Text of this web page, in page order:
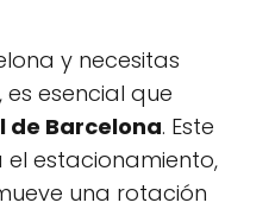
y necesitas
esencial que
de Barcelona. Este
estacionamiento,
una rotación